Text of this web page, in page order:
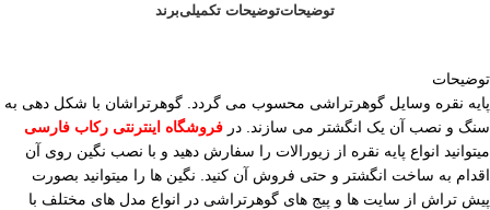
توضیحاتتوضیحات تکمیلیبرند
توضیحات
پایه نقره وسایل گوهرتراشی محسوب می گردد. گوهرتراشان با شکل دهی به
سنگ و نصب آن یک انگشتر می سازند. در فروشگاه اینترنتی رکاب فارسی
میتوانید انواع پایه نقره از زیورالات را سفارش دهید و با نصب نگین روی آن
اقدام به ساخت انگشتر و حتی فروش آن کنید. نگین ها را میتوانید بصورت
پیش تراش از سایت ها و پیج های گوهرتراشی در انواع مدل های مختلف با